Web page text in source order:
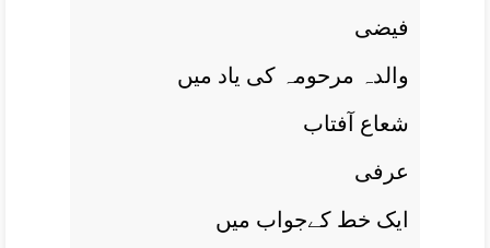
فيضی
والدہ مرحومہ کی ياد ميں
شعاع آفتاب
عرفی
ايک خط کےجواب ميں